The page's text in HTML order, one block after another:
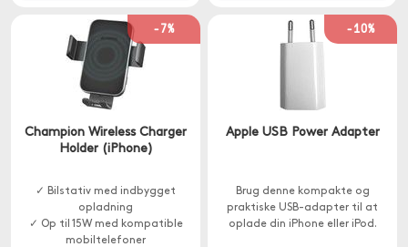
-7%
Champion Wireless Charger
Holder (iPhone)
✓ Bilstativ med indbygget
opladning
✓ Op til 15W med kompatible
mobiltelefoner
-10%
Apple USB Power Adapter
Brug denne kompakte og
praktiske USB-adapter til at
oplade din iPhone eller iPod.